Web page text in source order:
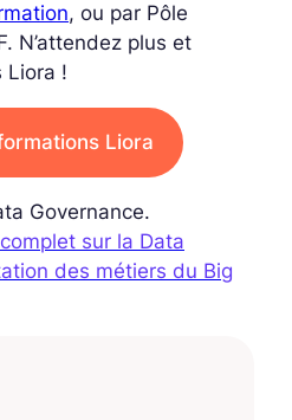
, ou par Pôle
N’attendez plus et
Liora !
Liora
Governance.
sur la Data
des métiers du Big